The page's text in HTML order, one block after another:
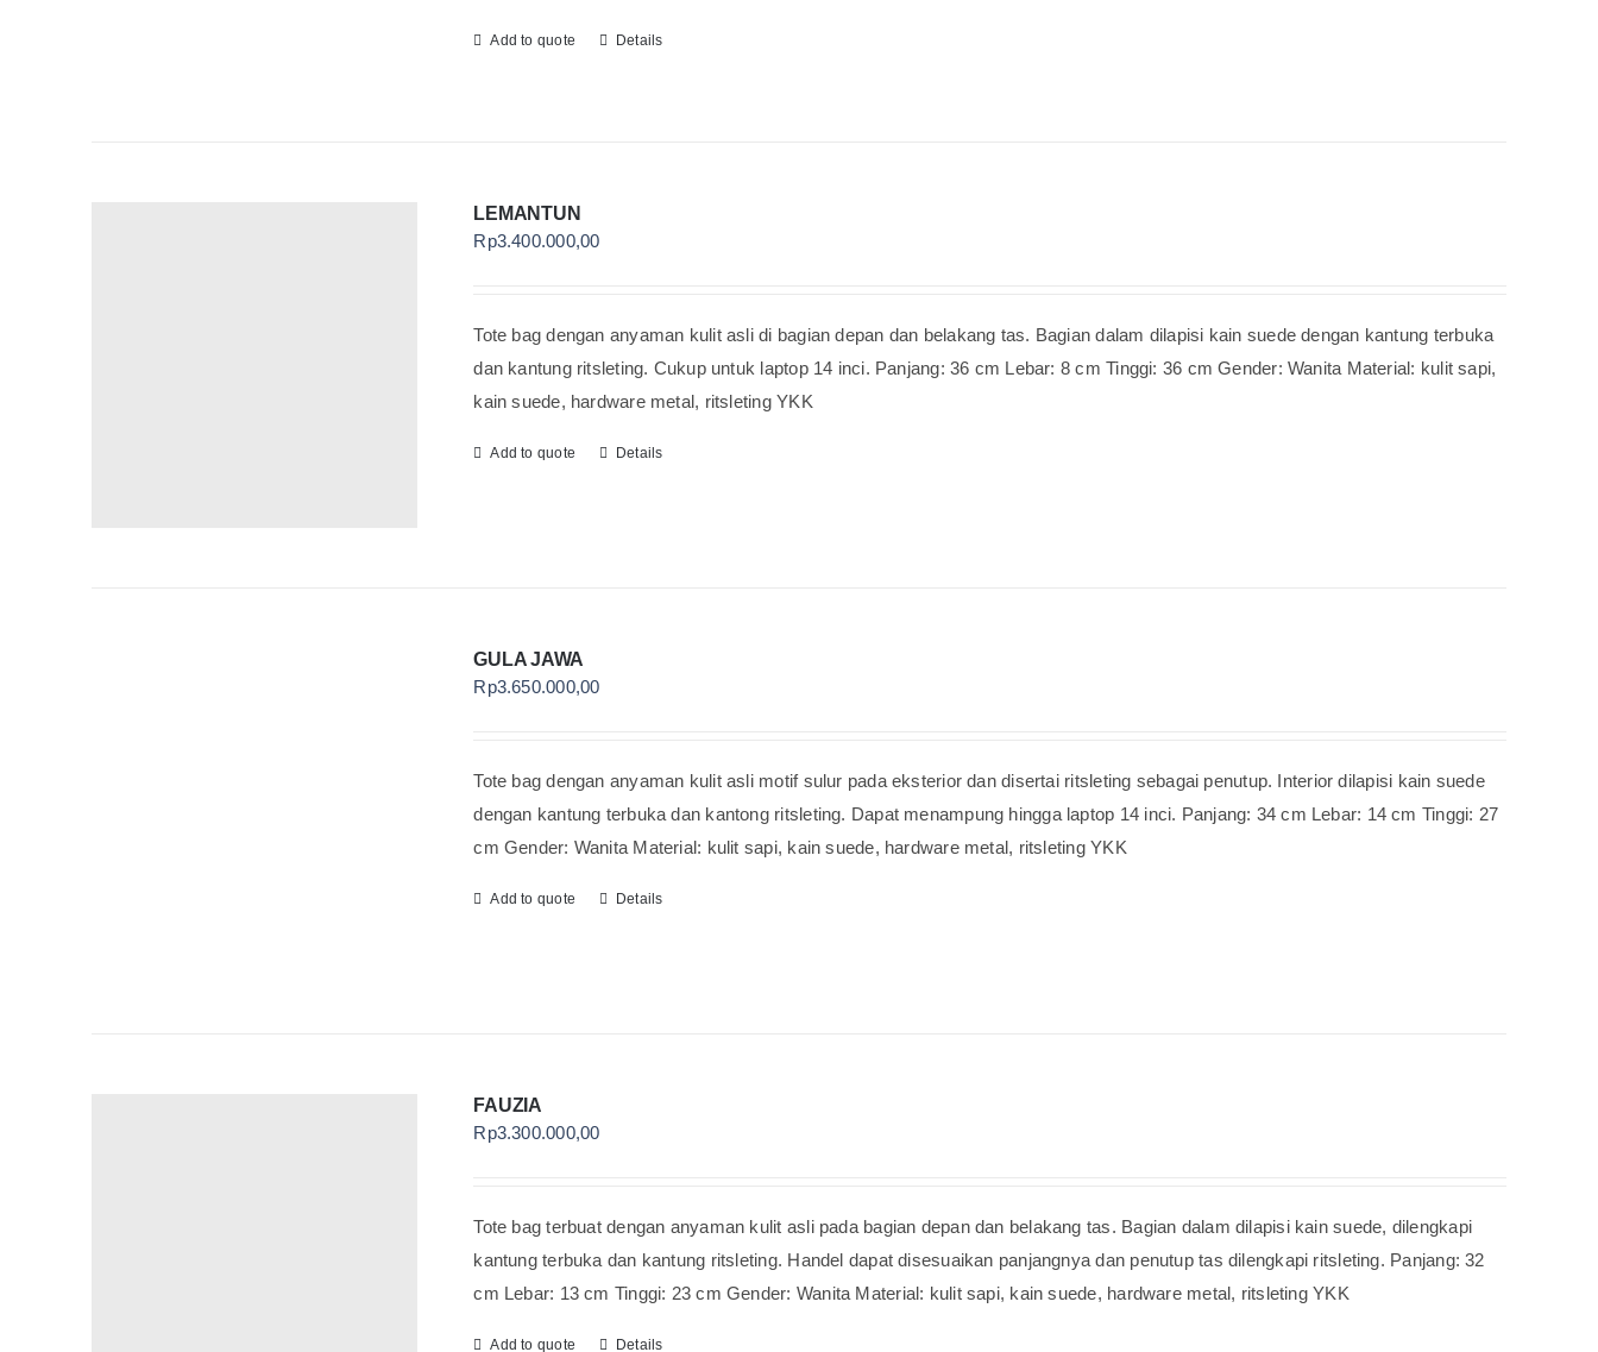
Add to quote Details
LEMANTUN
Rp3.400.000,00
Tote bag dengan anyaman kulit asli di bagian depan dan belakang tas. Bagian dalam dilapisi kain suede dengan kantung terbuka
dan kantung ritsleting. Cukup untuk laptop 14 inci. Panjang: 36 cm Lebar: 8 cm Tinggi: 36 cm Gender: Wanita Material: kulit sapi,
kain suede, hardware metal, ritsleting YKK
Add to quote Details
GULA JAWA
Rp3.650.000,00
Tote bag dengan anyaman kulit asli motif sulur pada eksterior dan disertai ritsleting sebagai penutup. Interior dilapisi kain suede
dengan kantung terbuka dan kantong ritsleting. Dapat menampung hingga laptop 14 inci. Panjang: 34 cm Lebar: 14 cm Tinggi: 27
cm Gender: Wanita Material: kulit sapi, kain suede, hardware metal, ritsleting YKK
Add to quote Details
FAUZIA
Rp3.300.000,00
Tote bag terbuat dengan anyaman kulit asli pada bagian depan dan belakang tas. Bagian dalam dilapisi kain suede, dilengkapi
kantung terbuka dan kantung ritsleting. Handel dapat disesuaikan panjangnya dan penutup tas dilengkapi ritsleting. Panjang: 32
cm Lebar: 13 cm Tinggi: 23 cm Gender: Wanita Material: kulit sapi, kain suede, hardware metal, ritsleting YKK
Add to quote Details